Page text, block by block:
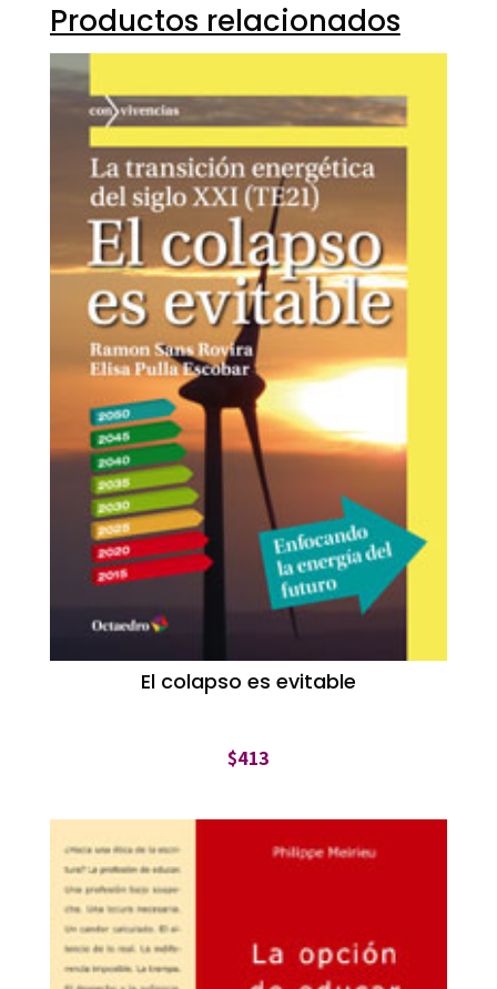
Productos relacionados
El colapso es evitable
$413